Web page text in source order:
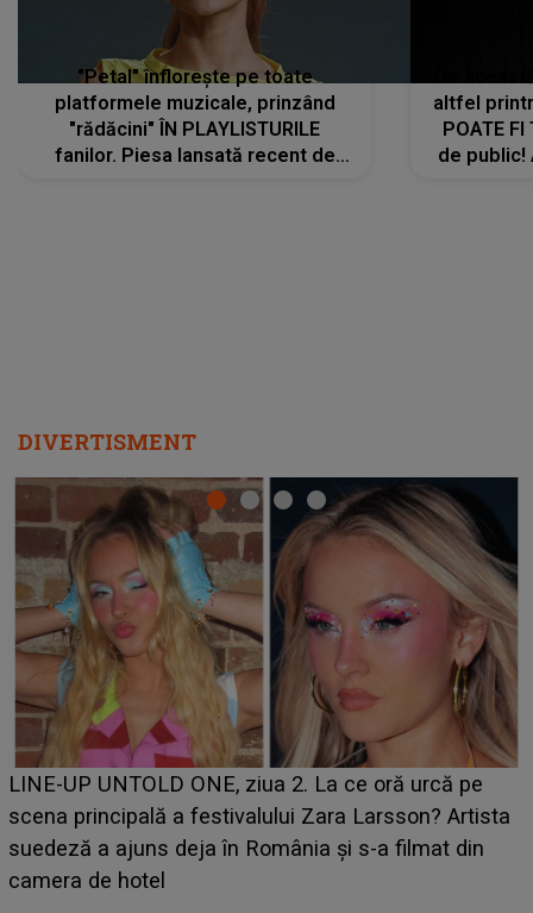
"Petal" înflorește pe toate
platformele muzicale, prinzând
"rădăcini" ÎN PLAYLISTURILE
fanilor. Piesa lansată recent de
altfel
POATE FI
de public!
DIVERTISMENT
Ce a dezvăluit noua concurentă din "Casa Iubirii" l-a
luat prin surprindere pe Emanuel. CINE ESTE
BĂIATUL VIZAT de Alexandra?! Aflându-se în fața
faptului împlinit, A RECUNOSCUT IMEDIAT: "Am